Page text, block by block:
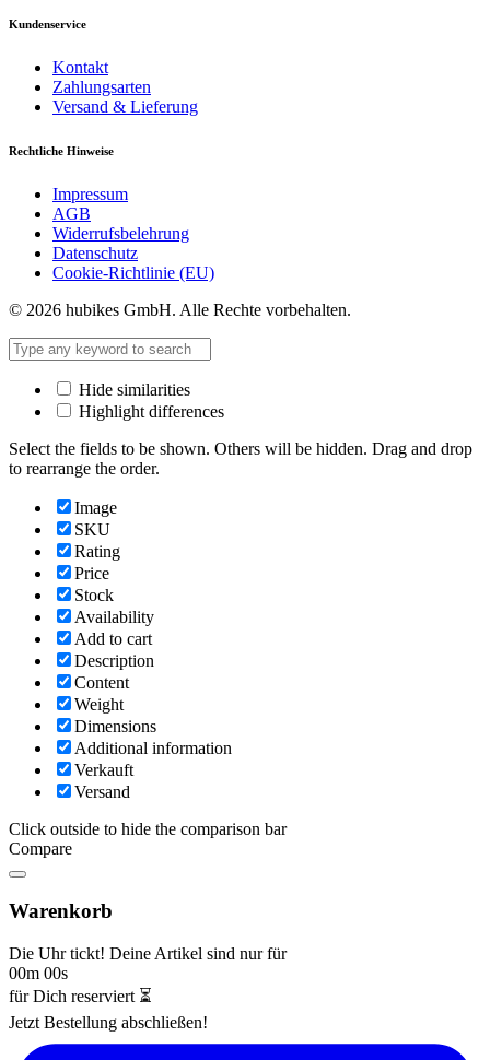
Kundenservice
Kontakt
Zahlungsarten
Versand & Lieferung
Rechtliche Hinweise
Impressum
AGB
Widerrufsbelehrung
Datenschutz
Cookie-Richtlinie (EU)
© 2026 hubikes GmbH. Alle Rechte vorbehalten.
Hide similarities
Highlight differences
Select the fields to be shown. Others will be hidden. Drag and drop
to rearrange the order.
Image
SKU
Rating
Price
Stock
Availability
Add to cart
Description
Content
Weight
Dimensions
Additional information
Verkauft
Versand
Click outside to hide the comparison bar
Compare
Warenkorb
Die Uhr tickt! Deine Artikel sind nur für
00m 00s
für Dich reserviert ⏳
Jetzt Bestellung abschließen!